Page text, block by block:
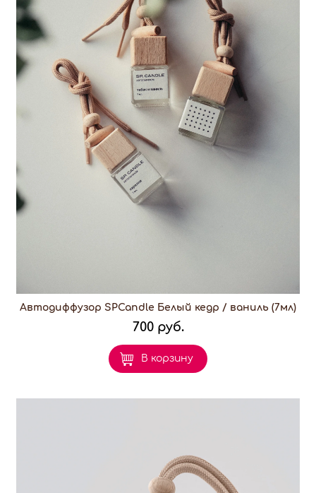
Автодиффузор SPCandle Белый кедр / ваниль (7мл)
700 руб.
В корзину